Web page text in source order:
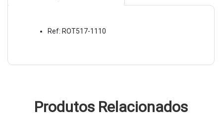
Ref: ROT517-1110
Produtos Relacionados